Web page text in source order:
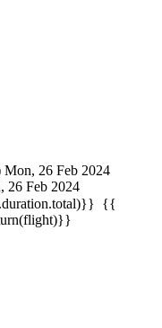
Mon, 26 Feb 2024
26 Feb 2024
{{